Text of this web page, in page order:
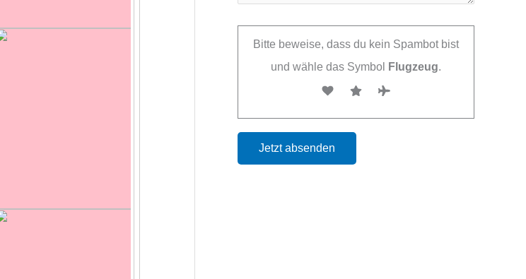
Bitte beweise, dass du kein Spambot bist
und wähle das Symbol
Flugzeug.